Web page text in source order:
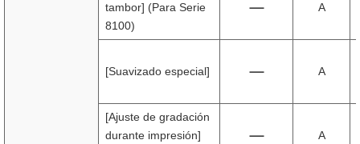
tambor] (Para Serie
8100)
A
[Suavizado especial]
A
[Ajuste de gradación
durante impresión]
A